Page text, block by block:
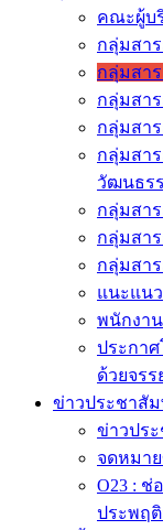
คณะผู้บ
กลุ่มสา
กลุ่มสา
กลุ่มสา
กลุ่มสา
กลุ่มสา
วัฒนธร
กลุ่มสา
กลุ่มสา
กลุ่มสา
แนะแนว
พนักงา
ประกา
ด้วยจร
ข่าวประชาสั
ข่าวปร
จดหมา
O23 : ช่
ประพฤ